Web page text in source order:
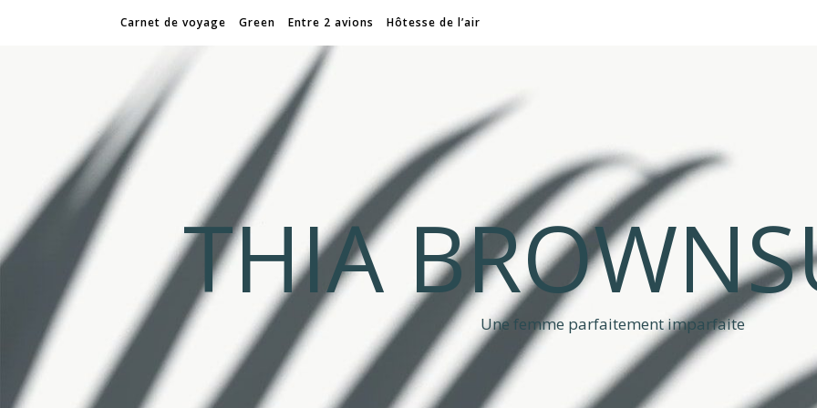
Carnet de voyage Green Entre 2 avions Hôtesse de l’air
THIA
Une femme parfaitement imparfaite